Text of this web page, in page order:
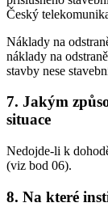
Český
Náklady na
náklady na
stavby nese
7. Jakým
situace
Nedojde-li k
(viz bod 06).
8. Na které